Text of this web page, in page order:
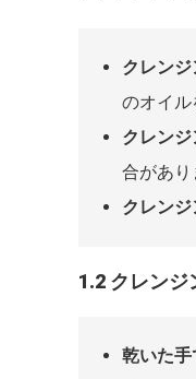
クレン
のオイル
クレン
合があり
クレン
1.2 クレンジ
乾いた手